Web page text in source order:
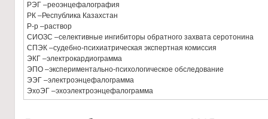
РЭГ –реоэнцефалография
РК –Республика Казахстан
Р-р –раствор
СИОЗС –селективные ингибиторы обратного захвата серотонина
СПЭК –судебно-психиатрическая экспертная комиссия
ЭКГ –электрокардиограмма
ЭПО –экспериментально-психологическое обследование
ЭЭГ –электроэнцефалограмма
ЭхоЭГ –эхоэлектроэнцефалограмма